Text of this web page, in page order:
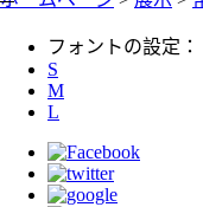
フォントの設定：
S
M
L